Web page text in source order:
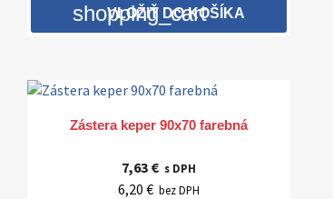
shopping_cart
VLOŽIŤ DO KOŠÍKA
 Rýchly náhľad
Zástera keper 90x70 farebná
7,63 € s DPH
6,20 € bez DPH